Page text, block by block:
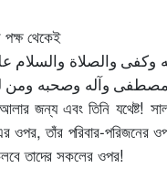
থেকেই
وكفى والصلاة والسلام
জন্য এবং তিনি যথেষ্ট!
তাদের সকলের ওপর!